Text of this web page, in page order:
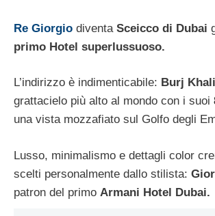
Re Giorgio diventaSceicco di Dubai
primo Hotel superlussuoso.
L’indirizzo è indimenticabile: Burj
grattacielo più alto al mondo con i suoi
una vista mozzafiato sul Golfo degli
Lusso, minimalismo e dettagli color
scelti personalmente dallo stilista:
patron del primo Armani Hotel Dubai.